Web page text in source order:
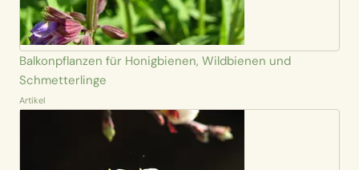
Balkonpflanzen für Honigbienen, Wildbienen und
Schmetterlinge
Artikel